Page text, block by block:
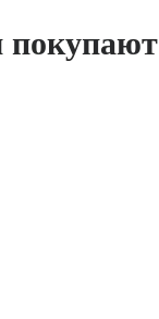
покупают